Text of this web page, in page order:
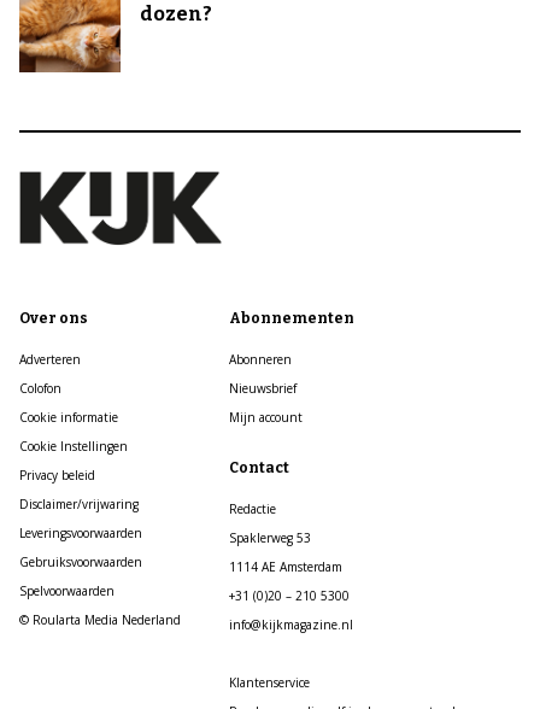
dozen?
Over ons
Adverteren
Colofon
Cookie informatie
Cookie Instellingen
Privacy beleid
Disclaimer/vrijwaring
Leveringsvoorwaarden
Gebruiksvoorwaarden
Spelvoorwaarden
© Roularta Media Nederland
Abonnementen
Abonneren
Nieuwsbrief
Mijn account
Contact
Redactie
Spaklerweg 53
1114 AE Amsterdam
+31 (0)20 – 210 5300
info@kijkmagazine.nl
Klantenservice